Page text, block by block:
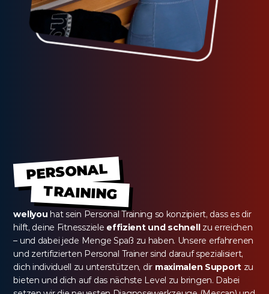
PERSONAL
TRAINING
wellyou hat sein Personal Training so konzipiert, dass es dir
hilft, deine Fitnessziele effizient und schnell zu erreichen
– und dabei jede Menge Spaß zu haben. Unsere erfahrenen
und zertifizierten Personal Trainer sind darauf spezialisiert,
dich individuell zu unterstützen, dir maximalen Support zu
bieten und dich auf das nächste Level zu bringen. Dabei